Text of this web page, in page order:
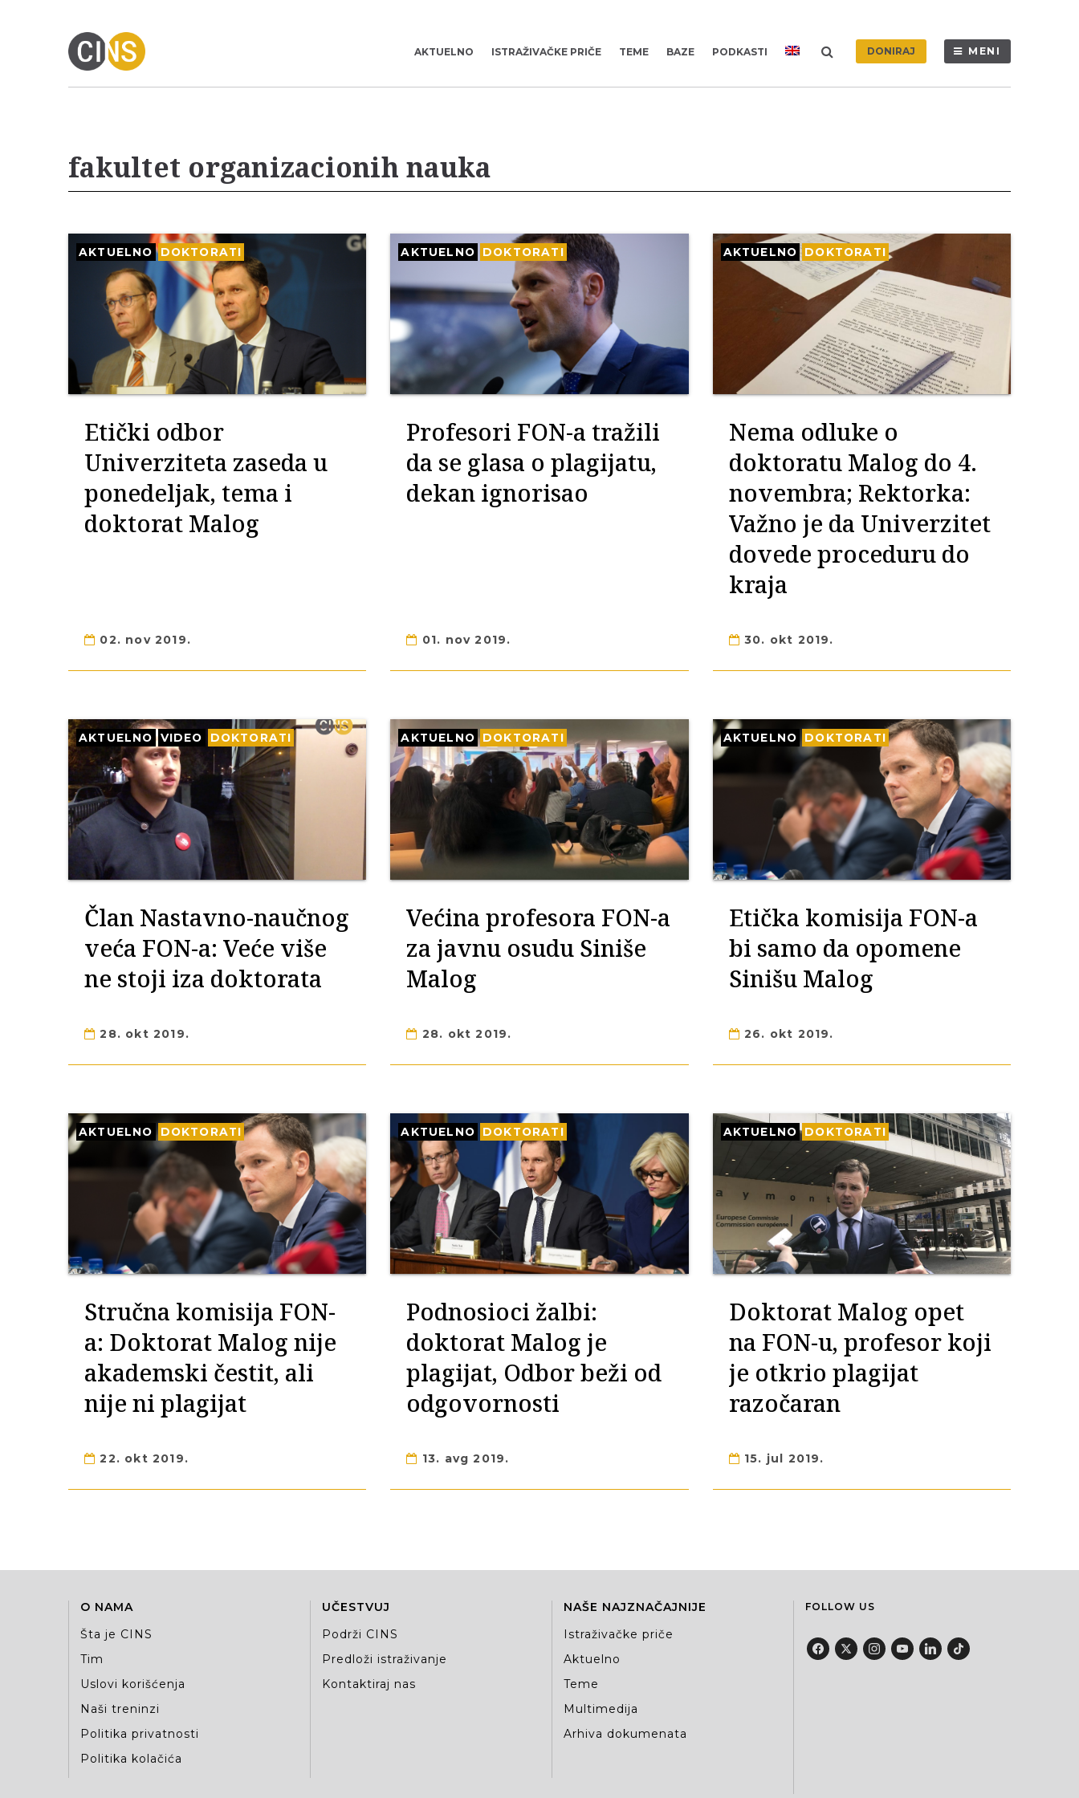
AKTUELNO ISTRAŽIVAČKE PRIČE TEME BAZE PODKASTI DONIRAJ MENI
fakultet organizacionih nauka
AKTUELNO DOKTORATI
Etički odbor
Univerziteta zaseda u
ponedeljak, tema i
doktorat Malog
02. nov 2019.
AKTUELNO DOKTORATI
Profesori FON-a tražili
da se glasa o plagijatu,
dekan ignorisao
01. nov 2019.
AKTUELNO DOKTORATI
Nema odluke o
doktoratu Malog do 4.
novembra; Rektorka:
Važno je da Univerzitet
dovede proceduru do
kraja
30. okt 2019.
AKTUELNO VIDEO DOKTORATI
Član Nastavno-naučnog
veća FON-a: Veće više
ne stoji iza doktorata
28. okt 2019.
AKTUELNO DOKTORATI
Većina profesora FON-a
za javnu osudu Siniše
Malog
28. okt 2019.
AKTUELNO DOKTORATI
Etička komisija FON-a
bi samo da opomene
Sinišu Malog
26. okt 2019.
AKTUELNO DOKTORATI
Stručna komisija FON-
a: Doktorat Malog nije
akademski čestit, ali
nije ni plagijat
22. okt 2019.
AKTUELNO DOKTORATI
Podnosioci žalbi:
doktorat Malog je
plagijat, Odbor beži od
odgovornosti
13. avg 2019.
AKTUELNO DOKTORATI
Doktorat Malog opet
na FON-u, profesor koji
je otkrio plagijat
razočaran
15. jul 2019.
O NAMA
Šta je CINS
Tim
Uslovi korišćenja
Naši treninzi
Politika privatnosti
Politika kolačića
UČESTVUJ
Podrži CINS
Predloži istraživanje
Kontaktiraj nas
NAŠE NAJZNAČAJNIJE
Istraživačke priče
Aktuelno
Teme
Multimedija
Arhiva dokumenata
FOLLOW US